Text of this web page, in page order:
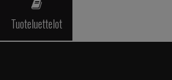
Tuoteluettelot